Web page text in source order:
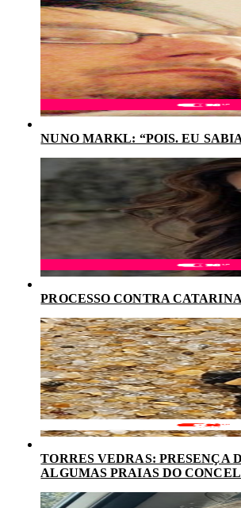
NUNO MARKL: “POIS. EU
PROCESSO CONTRA
TORRES VEDRAS: PRESENÇA
ALGUMAS PRAIAS DO